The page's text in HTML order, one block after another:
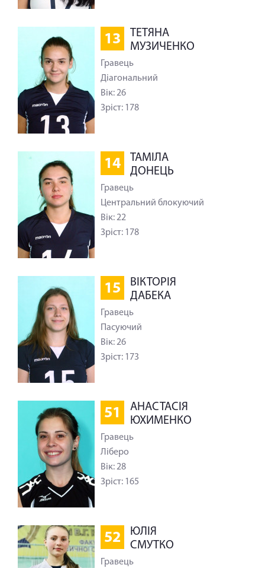
13
ТЕТЯНА
МУЗИЧЕНКО
Гравець
Діагональний
Вік: 26
Зріст: 178
14
ТАМІЛА
ДОНЕЦЬ
Гравець
Центральний блокуючий
Вік: 22
Зріст: 178
15
ВІКТОРІЯ
ДАБЕКА
Гравець
Пасуючий
Вік: 26
Зріст: 173
51
АНАСТАСІЯ
ЮХИМЕНКО
Гравець
Ліберо
Вік: 28
Зріст: 165
52
ЮЛІЯ
СМУТКО
Гравець